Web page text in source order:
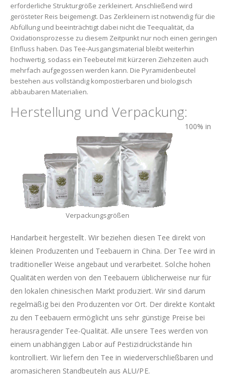
erforderliche Strukturgröße zerkleinert. Anschließend wird
gerösteter Reis beigemengt. Das Zerkleinern ist notwendig für die
Abfüllung und beeinträchtigt dabei nicht die Teequalität, da
Oxidationsprozesse zu diesem Zeitpunkt nur noch einen geringen
EInfluss haben. Das Tee-Ausgangsmaterial bleibt weiterhin
hochwertig, sodass ein Teebeutel mit kürzeren Ziehzeiten auch
mehrfach aufgegossen werden kann. Die Pyramidenbeutel
bestehen aus vollständig kompostierbaren und biologisch
abbaubaren Materialien.
Herstellung und Verpackung:
Verpackungsgrößen
100% in
Handarbeit hergestellt. Wir beziehen diesen Tee direkt von
kleinen Produzenten und Teebauern in China. Der Tee wird in
traditioneller Weise angebaut und verarbeitet. Solche hohen
Qualitäten werden von den Teebauern üblicherweise nur für
den lokalen chinesischen Markt produziert. Wir sind darum
regelmäßig bei den Produzenten vor Ort. Der direkte Kontakt
zu den Teebauern ermöglicht uns sehr günstige Preise bei
herausragender Tee-Qualität. Alle unsere Tees werden von
einem unabhängigen Labor auf Pestizidrückstände hin
kontrolliert. Wir liefern den Tee in wiederverschließbaren und
aromasicheren Standbeuteln aus ALU/PE.